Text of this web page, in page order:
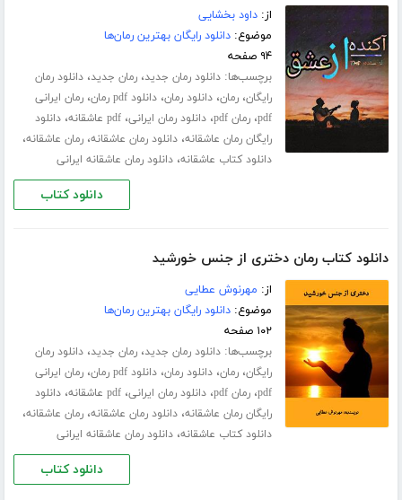
از:داود بخشایی
موضوع:دانلود رایگان بهترین رمان‌ها
۹۴ صفحه
برچسب‌ها:دانلود رمان جدید،رمان جدید،دانلود رمان
رایگان،رمان،دانلود رمان،دانلود pdf رمان ،رمان ایرانی
pdf،رمان pdf ،دانلود رمان ایرانی،pdf عاشقانه ،دانلود
رایگان رمان عاشقانه،دانلود رمان عاشقانه،رمان عاشقانه،
دانلود کتاب عاشقانه،دانلود رمان عاشقانه ایرانی
دانلود کتاب
دانلود کتاب رمان دختری از جنس خورشید
از: مهرنوش عطایی
موضوع:دانلود رایگان بهترین رمان‌ها
۱۰۲ صفحه
برچسب‌ها:دانلود رمان جدید،رمان جدید،دانلود رمان
رایگان،رمان،دانلود رمان،دانلود pdf رمان ،رمان ایرانی
pdf،رمان pdf ،دانلود رمان ایرانی،pdf عاشقانه ،دانلود
رایگان رمان عاشقانه،دانلود رمان عاشقانه،رمان عاشقانه،
دانلود کتاب عاشقانه،دانلود رمان عاشقانه ایرانی
دانلود کتاب